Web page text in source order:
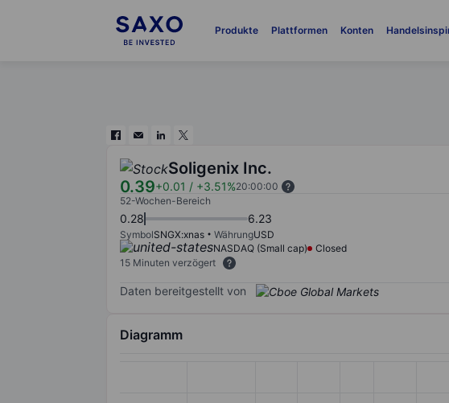
Produkte Plattformen Konten
Soligenix Inc.
0.39+0.01 / +3.51%20:00:00
52-Wochen-Bereich
0.28 6.23
SymbolSNGX:xnas WährungUSD
NASDAQ (Small cap)
Closed
15 Minuten verzögert
Daten bereitgestellt von
Diagramm